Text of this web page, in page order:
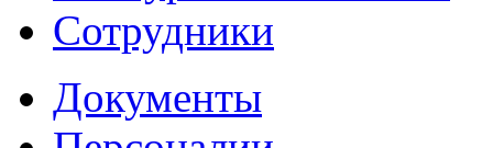
Сотрудники
Документы